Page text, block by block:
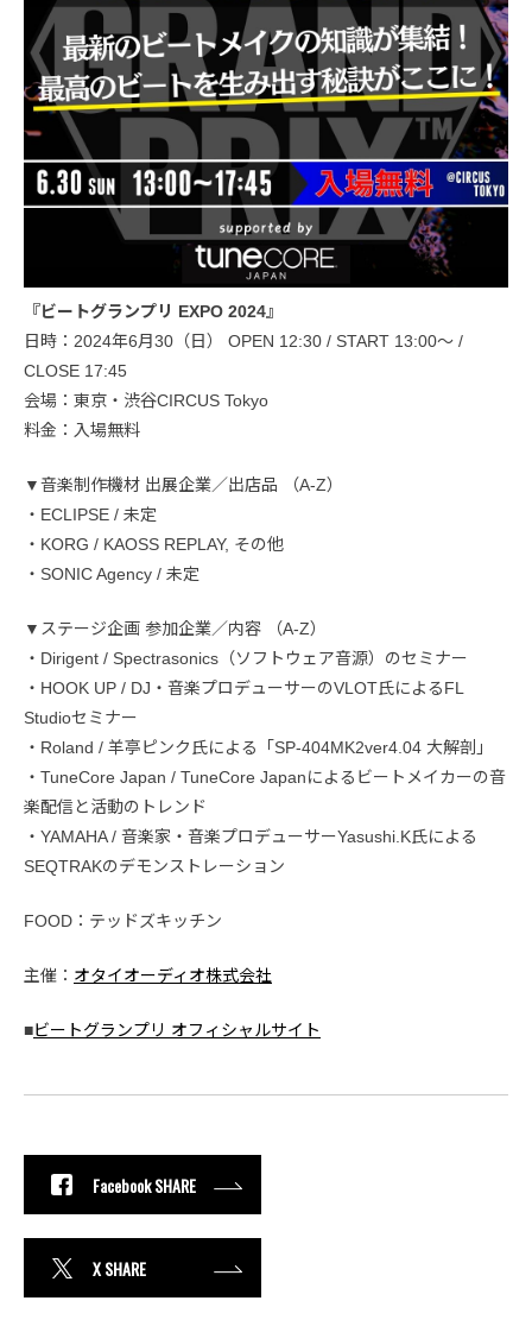
『ビートグランプリ EXPO 2024』
日時：2024年6月30（日） OPEN 12:30 / START 13:00～ /
CLOSE 17:45
会場：東京・渋谷CIRCUS Tokyo
料金：入場無料
▼音楽制作機材 出展企業／出店品 （A-Z）
・ECLIPSE / 未定
・KORG / KAOSS REPLAY, その他
・SONIC Agency / 未定
▼ステージ企画 参加企業／内容 （A-Z）
・Dirigent / Spectrasonics（ソフトウェア音源）のセミナー
・HOOK UP / DJ・音楽プロデューサーのVLOT氏によるFL
Studioセミナー
・Roland / 羊亭ピンク氏による「SP-404MK2ver4.04 大解剖」
・TuneCore Japan / TuneCore Japanによるビートメイカーの音
楽配信と活動のトレンド
・YAMAHA / 音楽家・音楽プロデューサーYasushi.K氏による
SEQTRAKのデモンストレーション
FOOD：テッドズキッチン
主催： オタイオーディオ株式会社
■ビートグランプリ オフィシャルサイト
Facebook SHARE
X SHARE